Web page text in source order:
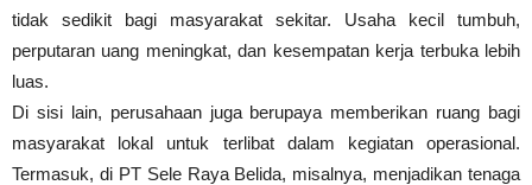
tidak sedikit bagi masyarakat sekitar. Usaha kecil tumbuh,
perputaran uang meningkat, dan kesempatan kerja terbuka lebih
luas.
Di sisi lain, perusahaan juga berupaya memberikan ruang bagi
masyarakat lokal untuk terlibat dalam kegiatan operasional.
Termasuk, di PT Sele Raya Belida, misalnya, menjadikan tenaga